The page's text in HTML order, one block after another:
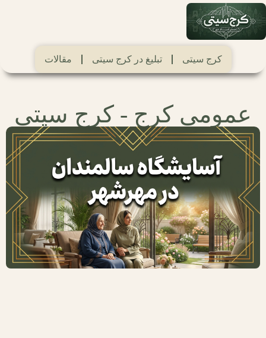
کرج سیتی تبلیغ در کرج سیتی مقالات
عمومی کرج - کرج سیتی